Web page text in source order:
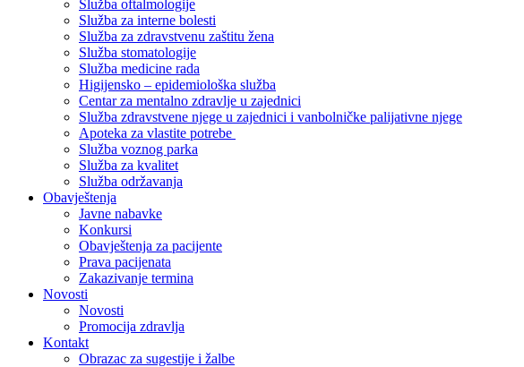
Služba oftalmologije
Služba za interne bolesti
Služba za zdravstvenu zaštitu žena
Služba stomatologije
Služba medicine rada
Higijensko – epidemiološka služba
Centar za mentalno zdravlje u zajednici
Služba zdravstvene njege u zajednici i vanbolničke palijativne njege
Apoteka za vlastite potrebe
Služba voznog parka
Služba za kvalitet
Služba održavanja
Obavještenja
Javne nabavke
Konkursi
Obavještenja za pacijente
Prava pacijenata
Zakazivanje termina
Novosti
Novosti
Promocija zdravlja
Kontakt
Obrazac za sugestije i žalbe